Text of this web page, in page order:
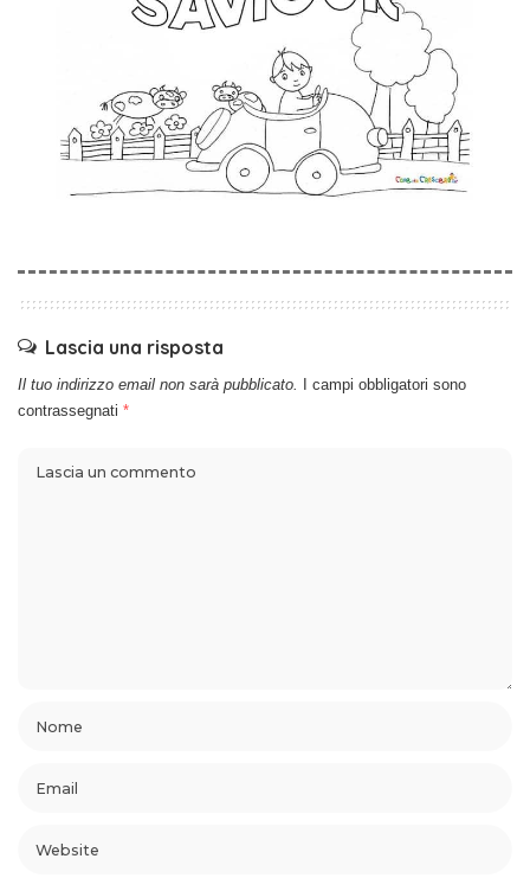
Lascia una risposta
Il tuo indirizzo email non sarà pubblicato. I campi obbligatori sono
contrassegnati *